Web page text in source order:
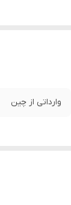
وارداتی از چین